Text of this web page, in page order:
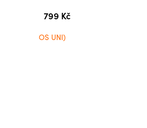
799 Kč
OS UNI)